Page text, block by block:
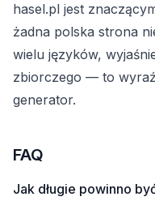
hasel.pl jest
żadna polska strona
wielu języków,
zbiorczego — to
generator.
FAQ
Jak długie powinno